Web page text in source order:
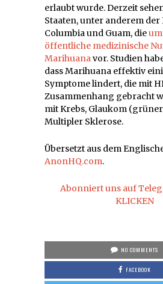
erlaubt wurde. Derzeit
Staaten, unter anderem
Columbia und Guam, die
öffentliche medizinische
Marihuanavor. Studien
dass Marihuana effektiv
Symptome lindert, die mit
Zusammenhang gebracht
mit Krebs, Glaukom
Multipler Sklerose.
Übersetzt aus dem
AnonHQ.com.
Abonniert uns auf
KLICKEN
NO COMMENTS
FACEBOOK